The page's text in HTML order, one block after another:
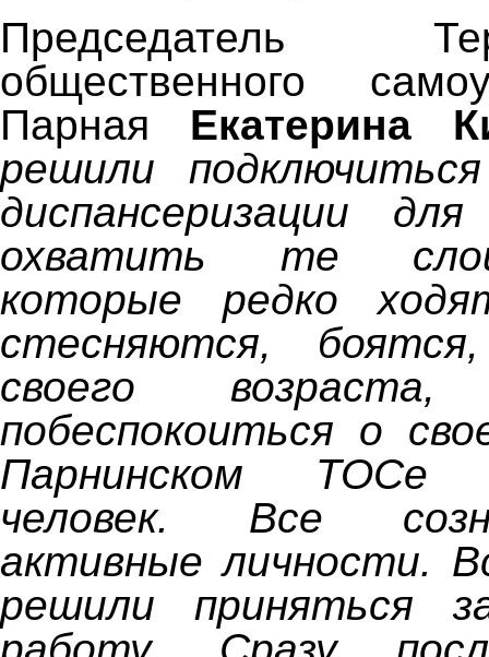
Председатель
общественного
Парная Екатерина
решили
диспансеризации
охватить те
которые редко
стесняются,
своего
побеспокоиться о
Парнинском
человек. Все
активные личности.
решили приняться